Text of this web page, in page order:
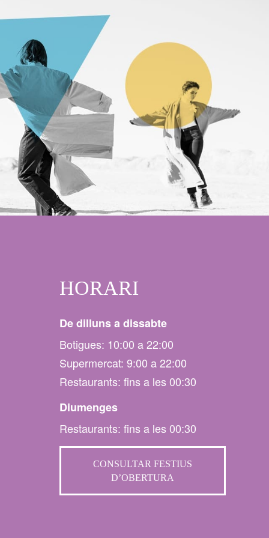
HORARI
De dilluns a dissabte
Botigues: 10:00 a 22:00
Supermercat: 9:00 a 22:00
Restaurants: fins a les 00:30
Diumenges
Restaurants: fins a les 00:30
CONSULTAR FESTIUS
D’OBERTURA